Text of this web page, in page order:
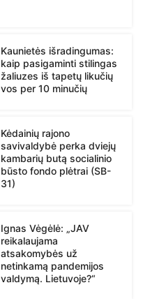
Kaunietės išradingumas:
kaip pasigaminti stilingas
žaliuzes iš tapetų likučių
vos per 10 minučių
Kėdainių rajono
savivaldybė perka dviejų
kambarių butą socialinio
būsto fondo plėtrai (SB-
31)
Ignas Vėgėlė: „JAV
reikalaujama
atsakomybės už
netinkamą pandemijos
valdymą. Lietuvoje?“